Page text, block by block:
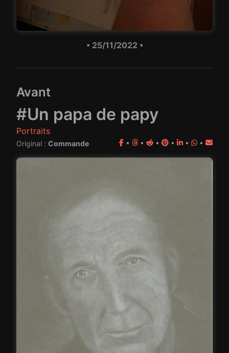
• 25/11/2022 •
Avant
#Un papa de papy
Portraits
Original : Commande • • • • • •